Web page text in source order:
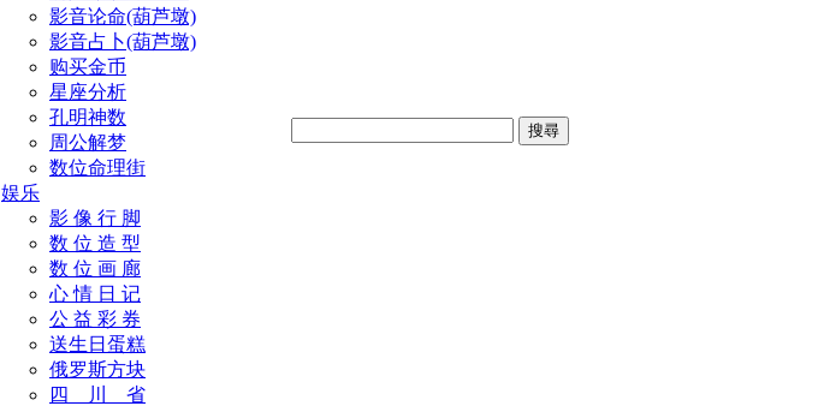
影音论命(葫芦墩)
影音占卜(葫芦墩)
购买金币
星座分析
孔明神数
周公解梦
数位命理街
娱乐
影 像 行 脚
数 位 造 型
数 位 画 廊
心 情 日 记
公 益 彩 券
送生日蛋糕
俄罗斯方块
四 川 省